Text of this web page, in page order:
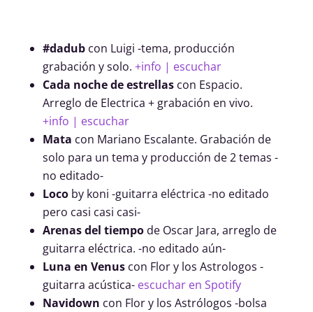
#dadub con Luigi -tema, producción
grabación y solo. +info | escuchar
Cada noche de estrellascon Espacio.
Arreglo de Electrica + grabación en vivo.
+info | escuchar
Mata con Mariano Escalante. Grabación de
solo para un tema y producción de 2 temas -
no editado-
Locoby koni -guitarra eléctrica -no editado
pero casi casi casi-
Arenas del tiempode Oscar Jara, arreglo de
guitarra eléctrica. -no editado aún-
Luna en Venuscon Flor y los Astrologos -
guitarra acústica- escuchar en Spotify
Navidown con Flor y los Astrólogos -bolsa